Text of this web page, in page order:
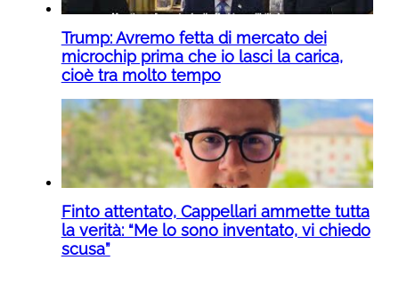
Trump: Avremo fetta di mercato dei
microchip prima che io lasci la carica,
cioè tra molto tempo
Finto attentato, Cappellari ammette tutta
la verità: “Me lo sono inventato, vi chiedo
scusa”